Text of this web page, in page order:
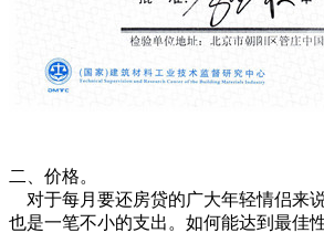
二、价格。
对于每月要还房贷的广大年轻情侣来
也是一笔不小的支出。如何能达到最佳